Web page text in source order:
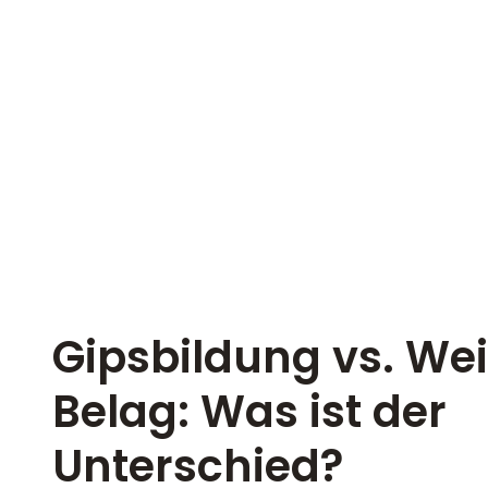
Gipsbildung vs.
Belag: Was ist der
Unterschied?